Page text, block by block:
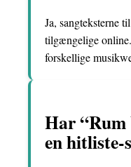
Ja, sangteksterne
tilgængelige
forskellige
Har
en hitliste-